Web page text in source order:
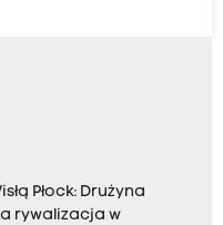
Płock: Drużyna
rywalizacja w